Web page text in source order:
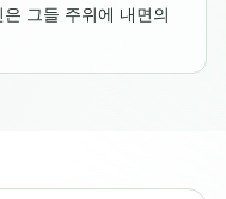
그들 주위에 내면의